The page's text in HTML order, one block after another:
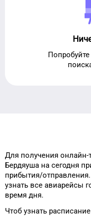
Для получения онлайн-
Бердяуша на сегодня
прибытия/отправления.
узнать все авиарейсы
время дня.
Чтоб узнать расписание